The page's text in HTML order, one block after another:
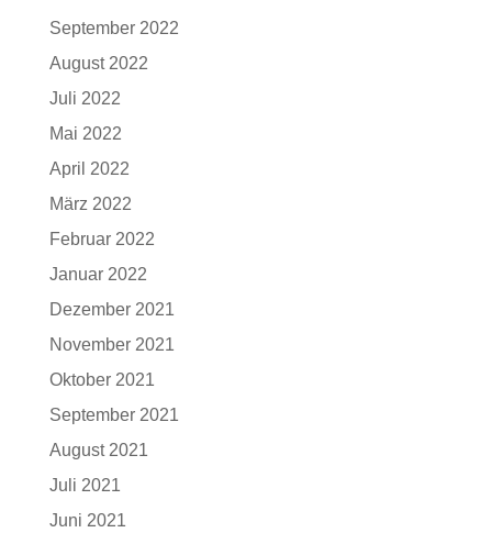
September 2022
August 2022
Juli 2022
Mai 2022
April 2022
März 2022
Februar 2022
Januar 2022
Dezember 2021
November 2021
Oktober 2021
September 2021
August 2021
Juli 2021
Juni 2021